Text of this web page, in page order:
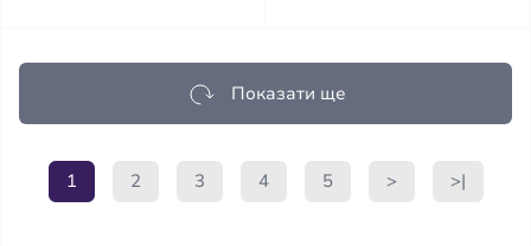
Показати ще
1 2 3 4 5 > >|